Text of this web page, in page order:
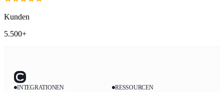
Kunden
5.500+
INTEGRATIONEN
RESSOURCEN